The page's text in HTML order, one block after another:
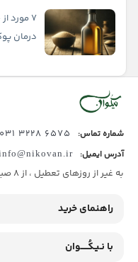
۷ مورد
درمان
شماره تماس: 6575 3228 031
آدرس ایمیل:
به غیر از روزهای تعطیل ، از 8 صبح الی 17 پاسخگوی شما هستیم.
راهنمای خرید
با نـیـکُـــــوان